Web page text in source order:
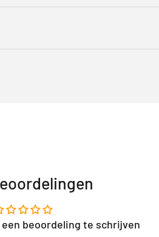
beoordeling te schrijven